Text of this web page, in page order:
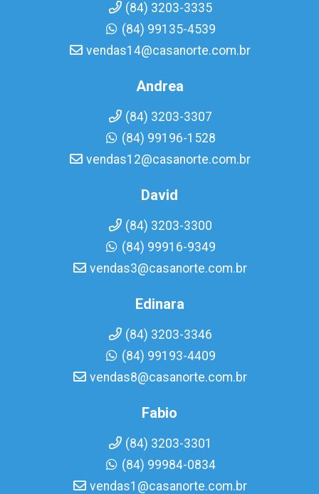
(84) 3203-3335
(84) 99135-4539
vendas14@casanorte.com.br
Andrea
(84) 3203-3307
(84) 99196-1528
vendas12@casanorte.com.br
David
(84) 3203-3300
(84) 99916-9349
vendas3@casanorte.com.br
Edinara
(84) 3203-3346
(84) 99193-4409
vendas8@casanorte.com.br
Fabio
(84) 3203-3301
(84) 99984-0834
vendas1@casanorte.com.br